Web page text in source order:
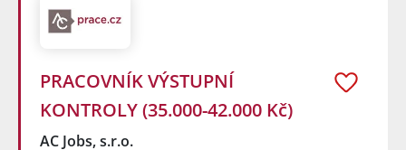
PRACOVNÍK VÝSTUPNÍ
KONTROLY (35.000-42.000 Kč)
AC Jobs, s.r.o.